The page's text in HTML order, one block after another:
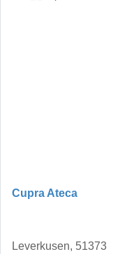
Cupra Ateca
Leverkusen, 51373